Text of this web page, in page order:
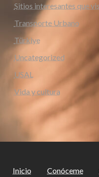
Sitios interesantes que
Transporte Urbano
Türkiye
Uncategorized
USAL
Vida y cultura
Inicio Conóceme